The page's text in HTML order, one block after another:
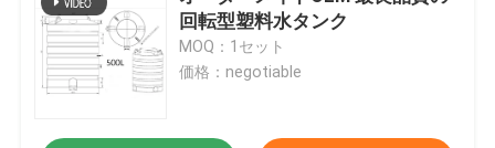
回転型塑料水タンク
MOQ：1セット
価格：negotiable